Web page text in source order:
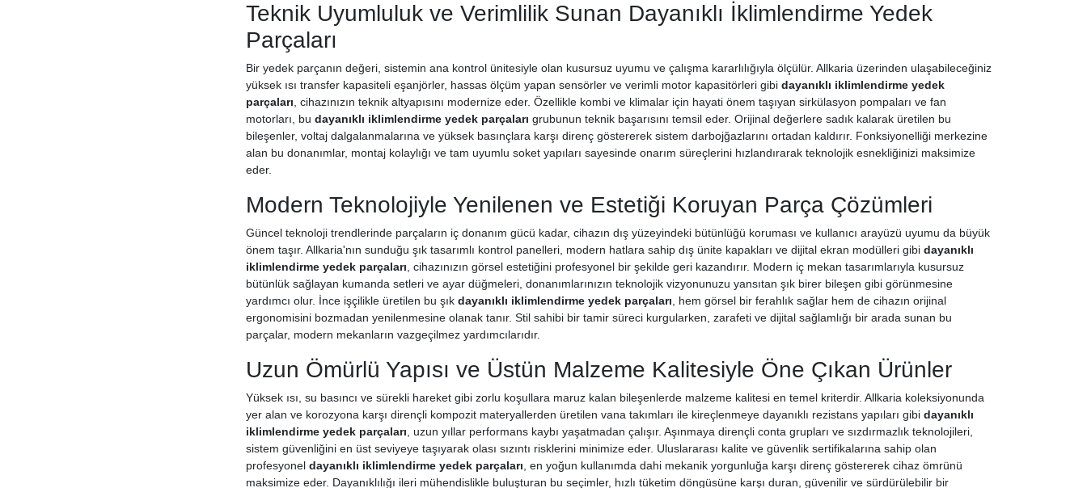
Teknik Uyumluluk ve Verimlilik Sunan Dayanıklı İklimlendirme Yedek
Parçaları
Bir yedek parçanın değeri, sistemin ana kontrol ünitesiyle olan kusursuz uyumu ve çalışma kararlılığıyla ölçülür. Allkaria üzerinden ulaşabileceğiniz
yüksek ısı transfer kapasiteli eşanjörler, hassas ölçüm yapan sensörler ve verimli motor kapasitörleri gibi dayanıklı iklimlendirme yedek
parçaları , cihazınızın teknik altyapısını modernize eder. Özellikle kombi ve klimalar için hayati önem taşıyan sirkülasyon pompaları ve fan
motorları, bu dayanıklı iklimlendirme yedek parçaları grubunun teknik başarısını temsil eder. Orijinal değerlere sadık kalarak üretilen bu
bileşenler, voltaj dalgalanmalarına ve yüksek basınçlara karşı direnç göstererek sistem darbojğazlarını ortadan kaldırır. Fonksiyonelliği merkezine
alan bu donanımlar, montaj kolaylığı ve tam uyumlu soket yapıları sayesinde onarım süreçlerini hızlandırarak teknolojik esnekliğinizi maksimize
eder.
Modern Teknolojiyle Yenilenen ve Estetiği Koruyan Parça Çözümleri
Güncel teknoloji trendlerinde parçaların iç donanım gücü kadar, cihazın dış yüzeyindeki bütünlüğü koruması ve kullanıcı arayüzü uyumu da büyük
önem taşır. Allkaria'nın sunduğu şık tasarımlı kontrol panelleri, modern hatlara sahip dış ünite kapakları ve dijital ekran modülleri gibi dayanıklı
iklimlendirme yedek parçaları , cihazınızın görsel estetiğini profesyonel bir şekilde geri kazandırır. Modern iç mekan tasarımlarıyla kusursuz
bütünlük sağlayan kumanda setleri ve ayar düğmeleri, donanımlarınızın teknolojik vizyonunuzu yansıtan şık birer bileşen gibi görünmesine
yardımcı olur. İnce işçilikle üretilen bu şık dayanıklı iklimlendirme yedek parçaları , hem görsel bir ferahlık sağlar hem de cihazın orijinal
ergonomisini bozmadan yenilenmesine olanak tanır. Stil sahibi bir tamir süreci kurgularken, zarafeti ve dijital sağlamlığı bir arada sunan bu
parçalar, modern mekanların vazgeçilmez yardımcılarıdır.
Uzun Ömürlü Yapısı ve Üstün Malzeme Kalitesiyle Öne Çıkan Ürünler
Yüksek ısı, su basıncı ve sürekli hareket gibi zorlu koşullara maruz kalan bileşenlerde malzeme kalitesi en temel kriterdir. Allkaria koleksiyonunda
yer alan ve korozyona karşı dirençli kompozit materyallerden üretilen vana takımları ile kireçlenmeye dayanıklı rezistans yapıları gibi dayanıklı
iklimlendirme yedek parçaları , uzun yıllar performans kaybı yaşatmadan çalışır. Aşınmaya dirençli conta grupları ve sızdırmazlık teknolojileri,
sistem güvenliğini en üst seviyeye taşıyarak olası sızıntı risklerini minimize eder. Uluslararası kalite ve güvenlik sertifikalarına sahip olan
profesyonel dayanıklı iklimlendirme yedek parçaları , en yoğun kullanımda dahi mekanik yorgunluğa karşı direnç göstererek cihaz ömrünü
maksimize eder. Dayanıklılığı ileri mühendislikle buluşturan bu seçimler, hızlı tüketim döngüsüne karşı duran, güvenilir ve sürdürülebilir bir